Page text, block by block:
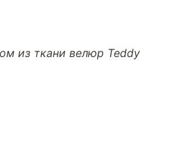
из ткани велюр Teddy